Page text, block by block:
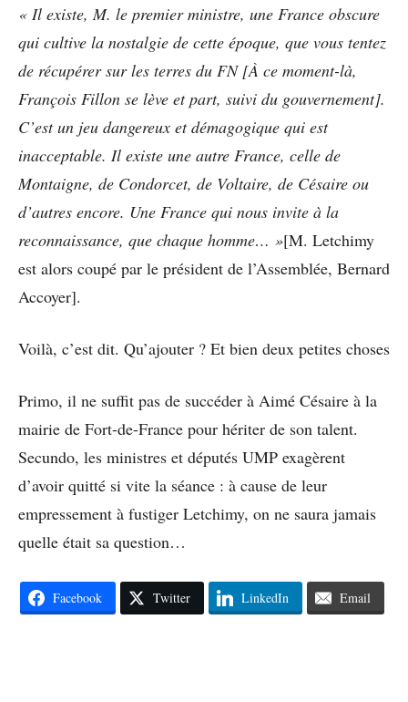
« Il existe, M. le premier ministre, une France obscure
qui cultive la nostalgie de cette époque, que vous tentez
de récupérer sur les terres du FN [À ce moment-là,
François Fillon se lève et part, suivi du gouvernement].
C’est un jeu dangereux et démagogique qui est
inacceptable. Il existe une autre France, celle de
Montaigne, de Condorcet, de Voltaire, de Césaire ou
d’autres encore. Une France qui nous invite à la
reconnaissance, que chaque homme… »[M. Letchimy
est alors coupé par le président de l’Assemblée, Bernard
Accoyer].
Voilà, c’est dit. Qu’ajouter ? Et bien deux petites choses
Primo, il ne suffit pas de succéder à Aimé Césaire à la
mairie de Fort-de-France pour hériter de son talent.
Secundo, les ministres et députés UMP exagèrent
d’avoir quitté si vite la séance : à cause de leur
empressement à fustiger Letchimy, on ne saura jamais
quelle était sa question…
Facebook Twitter LinkedIn Email